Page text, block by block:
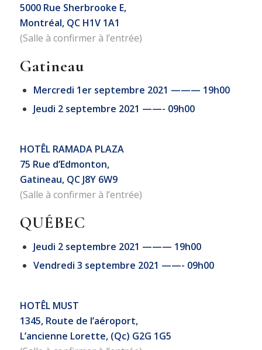
5000 Rue Sherbrooke E,
Montréal, QC H1V 1A1
(Salle à confirmer à l’entrée)
Gatineau
Mercredi 1er septembre 2021 ——— 19h00
Jeudi 2 septembre 2021 ——- 09h00
HOTÊL RAMADA PLAZA
75 Rue d’Edmonton,
Gatineau, QC J8Y 6W9
(Salle à confirmer à l’entrée)
QUÉBEC
Jeudi 2 septembre 2021 ——— 19h00
Vendredi 3 septembre 2021 ——- 09h00
HOTÊL MUST
1345, Route de l’aéroport,
L’ancienne Lorette, (Qc) G2G 1G5